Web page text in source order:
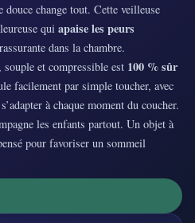
change tout. Cette veilleuse
qui apaise les peurs
dans la chambre.
et compressible est 100 % sûr
facilement par simple toucher, avec
à chaque moment du coucher.
les enfants partout. Un objet à
pour favoriser un sommeil